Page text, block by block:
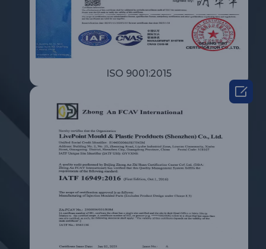
ISO 9001:2015
